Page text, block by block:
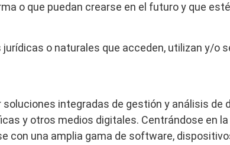
o que puedan crearse en el futuro y que
o naturales que acceden, utilizan y/o
integradas de gestión y análisis de
y otros medios digitales. Centrándose en
con una amplia gama de software,